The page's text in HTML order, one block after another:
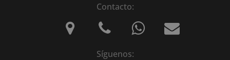
Contacto:
Síguenos: